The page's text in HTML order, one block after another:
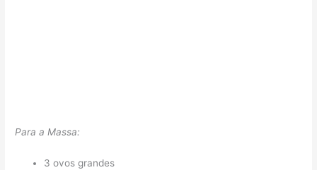
Para a Massa:
3 ovos grandes